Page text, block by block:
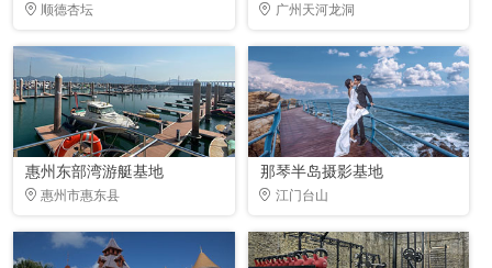
顺德杏坛 广州天河龙洞
惠州东部湾游艇基地
惠州市惠东县
那琴半岛摄影基地
江门台山